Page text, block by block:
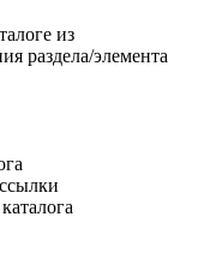
из
раздела/элемента